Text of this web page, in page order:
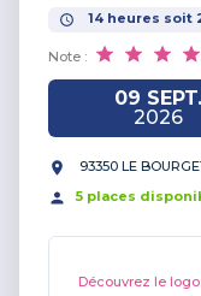
14 heures soit
Note :
09 SEPT.
2026
93350 LE
5 places
Découvrez le